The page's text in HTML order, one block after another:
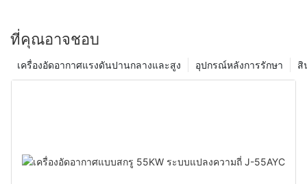
ที่คุณอาจชอบ
สิ
อุปกรณ์หลังการรักษา
เครื่องอัดอากาศแรงดันปานกลางและสูง